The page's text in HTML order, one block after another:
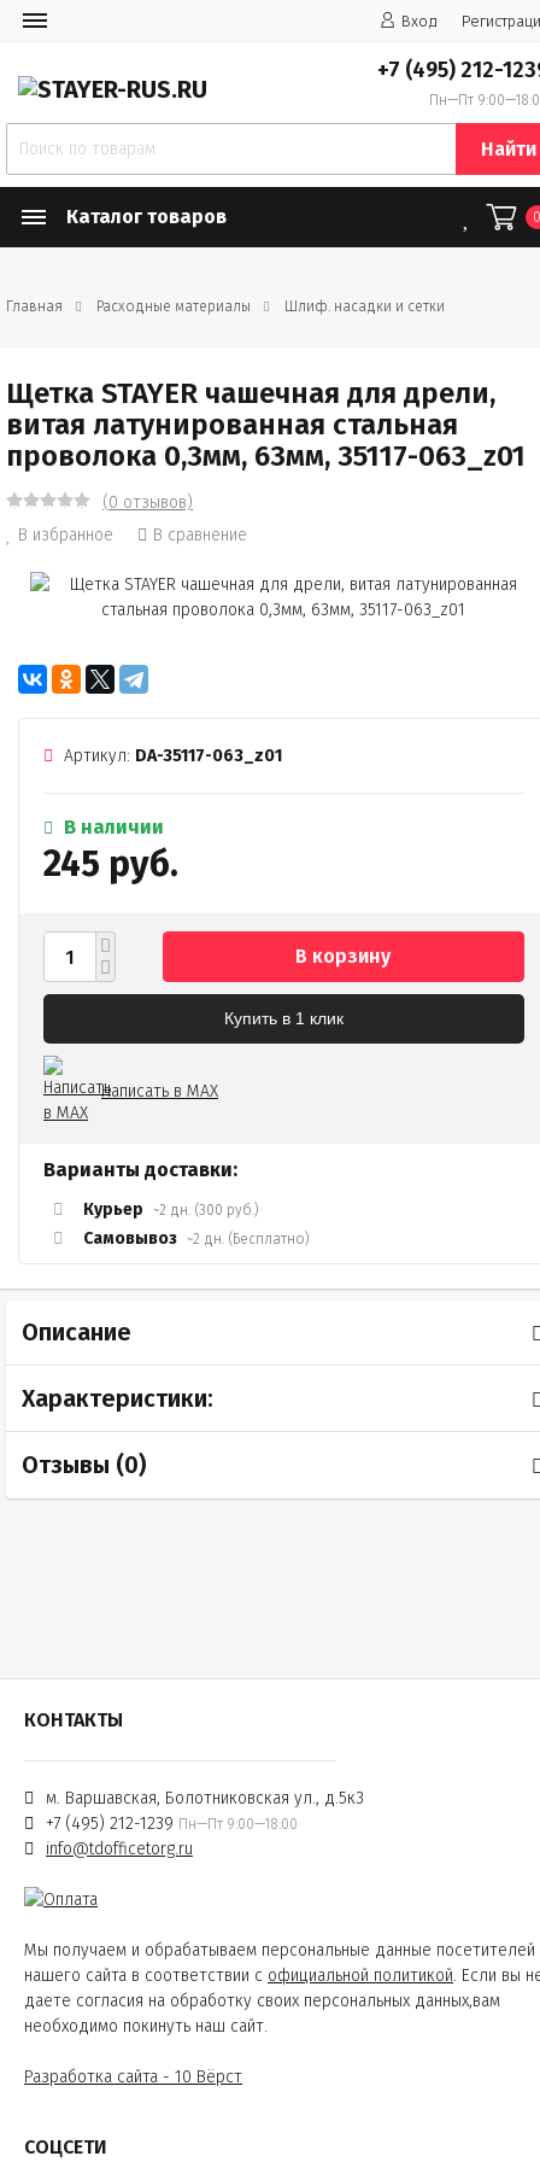
Вход
+7 (495) 212-
Пн—Пт
Найти
Каталог товаров
Главная Расходные материалы Шлиф. насадки и сетки
Щетка STAYER чашечная для дрели,
витая латунированная стальная
проволока 0,3мм, 63мм, 35117-063_z01
(0 отзывов)
В избранное
В сравнение
Артикул: DA-35117-063_z01
В наличии
245 руб.
В корзину
Купить в 1 клик
Написать в MAX
Варианты доставки:
Курьер ~2 дн. (300 руб.)
Самовывоз ~2 дн. (Бесплатно)
Описание
Характеристики:
Отзывы (0)
КОНТАКТЫ
м. Варшавская, Болотниковская ул., д.5к3
+7 (495) 212-1239 Пн—Пт 9:00—18:00
info@tdofficetorg.ru
Мы получаем и обрабатываем персональные данные посетителей
нашего сайта в соответствии с официальной политикой. Если вы
даете согласия на обработку своих персональных данных,вам
необходимо покинуть наш сайт.
Разработка сайта - 10 Вёрст
СОЦСЕТИ